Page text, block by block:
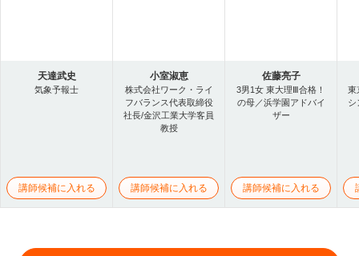
天達武史
気象予報士
講師候補に入れる
小室淑恵
株式会社ワーク・ライ
フバランス代表取締役
社長/金沢工業大学客員
教授
講師候補に入れる
佐藤亮子
3男1女 東大理Ⅲ合格！
の母／浜学園アドバイ
ザー
講師候補に入れる
東
シ